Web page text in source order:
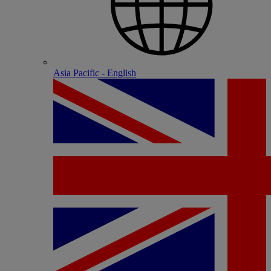
Asia Pacific - English